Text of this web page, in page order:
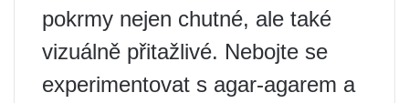
pokrmy nejen chutné, ale také
vizuálně přitažlivé. Nebojte se
experimentovat s agar-agarem a